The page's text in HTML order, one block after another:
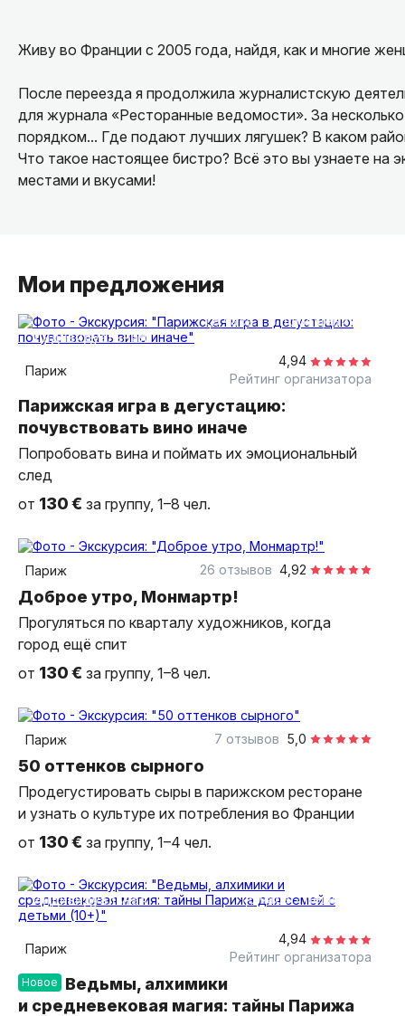
Живу во Франции с 2005 года, найдя, как и многие
После переезда я продолжила журналистскую
для журнала «Ресторанные ведомости». За
порядком... Где подают лучших лягушек? В каком
Что такое настоящее бистро? Всё это вы узнаете
местами и вкусами!
Мои предложения
1,5 часа
в помещении
индивидуальная
Париж
4,94
Рейтинг организатора
Парижская игра в дегустацию:
почувствовать вино иначе
Попробовать вина и поймать их эмоциональный
след
от 130 € за группу, 1–8 чел.
Париж 4,92
26 отзывов
Доброе утро, Монмартр!
Прогуляться по кварталу художников, когда
город ещё спит
от 130 € за группу, 1–8 чел.
Париж 5,0
7 отзывов
50 оттенков сырного
Продегустировать сыры в парижском ресторане
и узнать о культуре их потребления во Франции
от 130 € за группу, 1–4 чел.
1,5 часа пешком
индивидуальная
Париж
4,94
Рейтинг организатора
Новое
Ведьмы, алхимики
и средневековая магия: тайны Парижа